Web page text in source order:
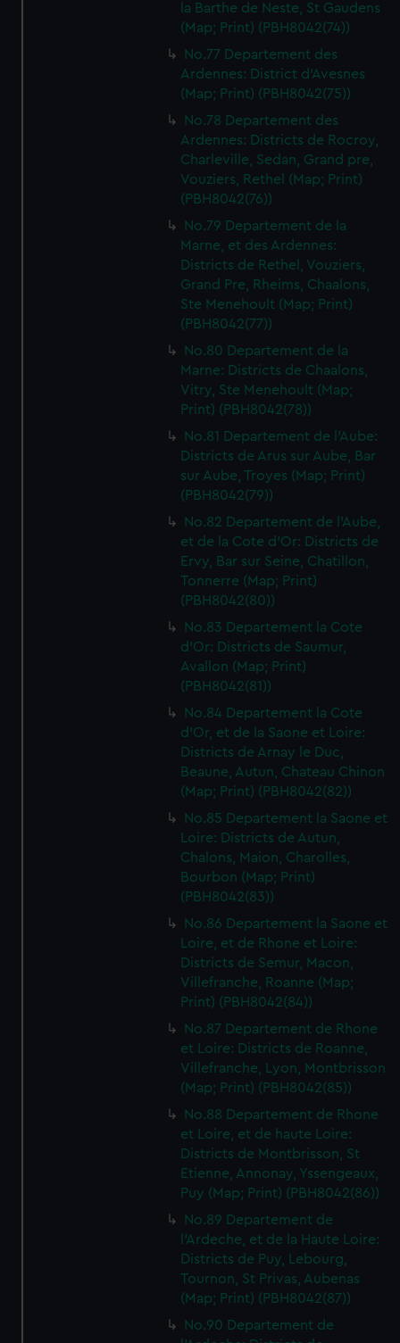
la Barthe de Neste, St Gaudens
(Map; Print) (PBH8042(74))
No.77 Departement des
Ardennes: District d'Avesnes
(Map; Print) (PBH8042(75))
No.78 Departement des
Ardennes: Districts de Rocroy,
Charleville, Sedan, Grand pre,
Vouziers, Rethel (Map; Print)
(PBH8042(76))
No.79 Departement de la
Marne, et des Ardennes:
Districts de Rethel, Vouziers,
Grand Pre, Rheims, Chaalons,
Ste Menehoult (Map; Print)
(PBH8042(77))
No.80 Departement de la
Marne: Districts de Chaalons,
Vitry, Ste Menehoult (Map;
Print) (PBH8042(78))
No.81 Departement de l'Aube:
Districts de Arus sur Aube, Bar
sur Aube, Troyes (Map; Print)
(PBH8042(79))
No.82 Departement de l'Aube,
et de la Cote d'Or: Districts de
Ervy, Bar sur Seine, Chatillon,
Tonnerre (Map; Print)
(PBH8042(80))
No.83 Departement la Cote
d'Or: Districts de Saumur,
Avallon (Map; Print)
(PBH8042(81))
No.84 Departement la Cote
d'Or, et de la Saone et Loire:
Districts de Arnay le Duc,
Beaune, Autun, Chateau Chinon
(Map; Print) (PBH8042(82))
No.85 Departement la Saone et
Loire: Districts de Autun,
Chalons, Maion, Charolles,
Bourbon (Map; Print)
(PBH8042(83))
No.86 Departement la Saone et
Loire, et de Rhone et Loire:
Districts de Semur, Macon,
Villefranche, Roanne (Map;
Print) (PBH8042(84))
No.87 Departement de Rhone
et Loire: Districts de Roanne,
Villefranche, Lyon, Montbrisson
(Map; Print) (PBH8042(85))
No.88 Departement de Rhone
et Loire, et de haute Loire:
Districts de Montbrisson, St
Etienne, Annonay, Yssengeaux,
Puy (Map; Print) (PBH8042(86))
No.89 Departement de
l'Ardeche, et de la Haute Loire:
Districts de Puy, Lebourg,
Tournon, St Privas, Aubenas
(Map; Print) (PBH8042(87))
No.90 Departement de